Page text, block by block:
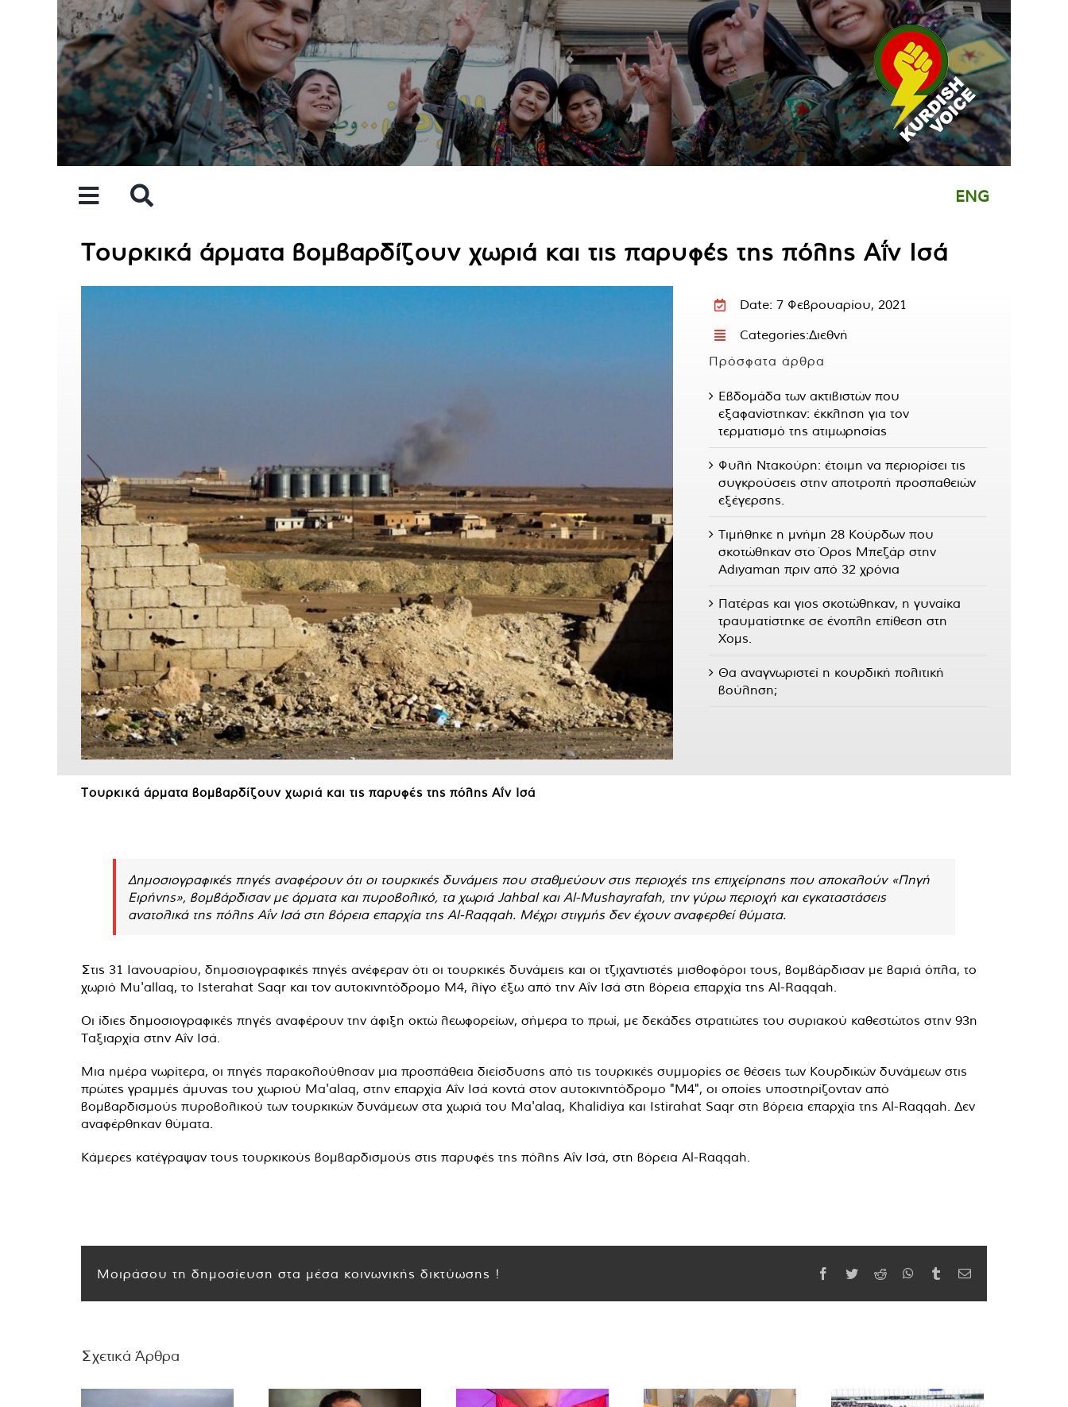
ENG
Τουρκικά άρματα βομβαρδίζουν χωριά και τις παρυφές της πόλης Αΐν Ισά
Date: 7 Φεβρουαρίου, 2021
Categories:Διεθνή
Πρόσφατα άρθρα
Εβδομάδα των ακτιβιστών που
εξαφανίστηκαν: έκκληση για τον
τερματισμό της ατιμωρησίας
Φυλή Ντακούρη: έτοιμη να περιορίσει τις
συγκρούσεις στην αποτροπή προσπαθειών
εξέγερσης.
Τιμήθηκε η μνήμη 28 Κούρδων που
σκοτώθηκαν στο Όρος Μπεζάρ στην
Adıyaman πριν από 32 χρόνια
Πατέρας και γιος σκοτώθηκαν, η γυναίκα
τραυματίστηκε σε ένοπλη επίθεση στη
Χομς.
Θα αναγνωριστεί η κουρδική πολιτική
βούληση;
Τουρκικά άρματα βομβαρδίζουν χωριά και τις παρυφές της πόλης Αΐν Ισά
Δημοσιογραφικές πηγές αναφέρουν ότι οι τουρκικές δυνάμεις που σταθμεύουν στις περιοχές της επιχείρησης που αποκαλούν «Πηγή
Ειρήνης», βομβάρδισαν με άρματα και πυροβολικό, τα χωριά Jahbal και Al-Mushayrafah, την γύρω περιοχή και εγκαταστάσεις
ανατολικά της πόλης Αΐν Ισά στη βόρεια επαρχία της Al-Raqqah. Μέχρι στιγμής δεν έχουν αναφερθεί θύματα.
Στις 31 Ιανουαρίου, δημοσιογραφικές πηγές ανέφεραν ότι οι τουρκικές δυνάμεις και οι τζιχαντιστές μισθοφόροι τους, βομβάρδισαν με βαριά όπλα, το
χωριό Mu'allaq, το Isterahat Saqr και τον αυτοκινητόδρομο M4, λίγο έξω από την Αΐν Ισά στη βόρεια επαρχία της Al-Raqqah.
Οι ίδιες δημοσιογραφικές πηγές αναφέρουν την άφιξη οκτώ λεωφορείων, σήμερα το πρωί, με δεκάδες στρατιώτες του συριακού καθεστώτος στην 93η
Ταξιαρχία στην Αΐν Ισά.
Μια ημέρα νωρίτερα, οι πηγές παρακολούθησαν μια προσπάθεια διείσδυσης από τις τουρκικές συμμορίες σε θέσεις των Κουρδικών δυνάμεων στις
πρώτες γραμμές άμυνας του χωριού Ma'alaq, στην επαρχία Αΐν Ισά κοντά στον αυτοκινητόδρομο "M4", οι οποίες υποστηρίζονταν από
βομβαρδισμούς πυροβολικού των τουρκικών δυνάμεων στα χωριά του Ma'alaq, Khalidiya και Istirahat Saqr στη βόρεια επαρχία της Al-Raqqah. Δεν
αναφέρθηκαν θύματα.
Κάμερες κατέγραψαν τους τουρκικούς βομβαρδισμούς στις παρυφές της πόλης Αΐν Ισά, στη βόρεια Al-Raqqah.
Μοιράσου τη δημοσίευση στα μέσα κοινωνικής δικτύωσης ! Facebook
TwitterReddit WhatsApp
TumblrEmail
Σχετικά Άρθρα